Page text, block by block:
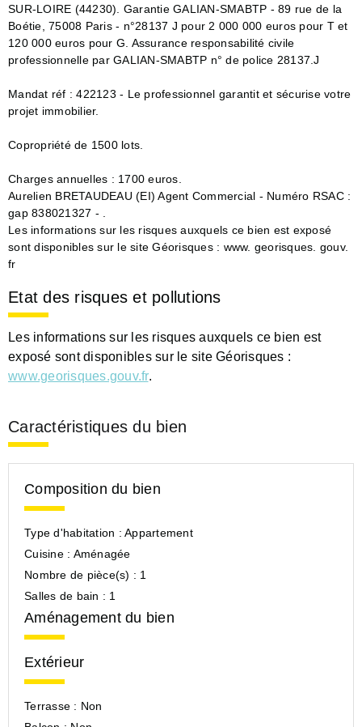
SUR-LOIRE (44230). Garantie GALIAN-SMABTP - 89 rue de la
Boétie, 75008 Paris - n°28137 J pour 2 000 000 euros pour T et
120 000 euros pour G. Assurance responsabilité civile
professionnelle par GALIAN-SMABTP n° de police 28137.J
Mandat réf : 422123 - Le professionnel garantit et sécurise votre
projet immobilier.
Copropriété de 1500 lots.
Charges annuelles : 1700 euros.
Aurelien BRETAUDEAU (EI) Agent Commercial - Numéro RSAC :
gap 838021327 - .
Les informations sur les risques auxquels ce bien est exposé
sont disponibles sur le site Géorisques : www. georisques. gouv.
fr
Etat des risques et pollutions
Les informations sur les risques auxquels ce bien est
exposé sont disponibles sur le site Géorisques :
www.georisques.gouv.fr.
Caractéristiques du bien
Composition du bien
Type d'habitation : Appartement
Cuisine : Aménagée
Nombre de pièce(s) : 1
Salles de bain : 1
Aménagement du bien
Extérieur
Terrasse : Non